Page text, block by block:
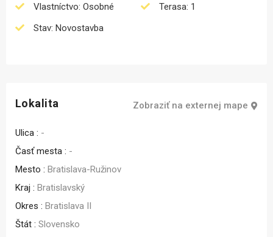
Vlastníctvo: Osobné
Stav: Novostavba
Terasa: 1
Lokalita Zobraziť na externej mape
Ulica : -
Časť mesta : -
Mesto : Bratislava-Ružinov
Kraj : Bratislavský
Okres : Bratislava II
Štát : Slovensko